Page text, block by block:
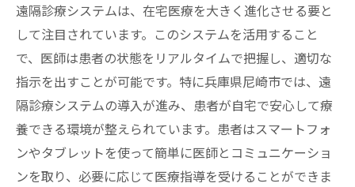
クラウドベースの医療サービスの拡大
患者に寄り添う個別対応の重要性
在宅医療の可能性を広げる地域の取り組み
患者と家族による在宅医療の実践例
テクノロジーが可能にする兵庫県尼崎市の高度
な在宅医療環境
高度医療技術の活用による在宅診療の実現
遠隔診療システムは、在宅医療を大きく進化させる要と
して注目されています。このシステムを活用すること
で、医師は患者の状態をリアルタイムで把握し、適切な
指示を出すことが可能です。特に兵庫県尼崎市では、遠
隔診療システムの導入が進み、患者が自宅で安心して療
養できる環境が整えられています。患者はスマートフォ
ンやタブレットを使って簡単に医師とコミュニケーショ
ンを取り、必要に応じて医療指導を受けることができま